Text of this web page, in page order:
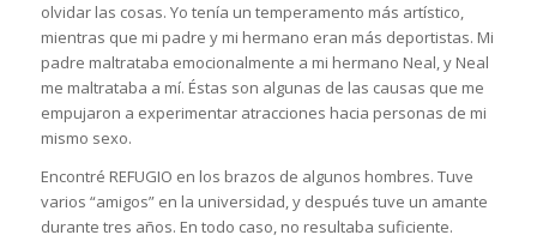
olvidar las cosas. Yo tenía un temperamento más artístico,
mientras que mi padre y mi hermano eran más deportistas. Mi
padre maltrataba emocionalmente a mi hermano Neal, y Neal
me maltrataba a mí. Éstas son algunas de las causas que me
empujaron a experimentar atracciones hacia personas de mi
mismo sexo.
Encontré REFUGIO en los brazos de algunos hombres. Tuve
varios “amigos” en la universidad, y después tuve un amante
durante tres años. En todo caso, no resultaba suficiente.